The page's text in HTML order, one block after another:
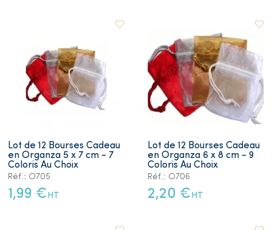
Lot de 12 Bourses Cadeau
en Organza 5 x 7 cm - 7
Coloris Au Choix
Réf.: O705
1,99 € HT
Lot de 12 Bourses Cadeau
en Organza 6 x 8 cm - 9
Coloris Au Choix
Réf.: O706
2,20 € HT